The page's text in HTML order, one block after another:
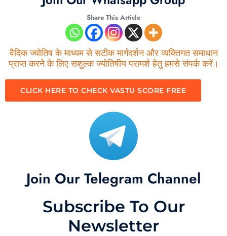
Share This Article
वैदिक ज्योतिष के माध्यम से सटीक मार्गदर्शन और व्यक्तिगत समाधान
प्राप्त करने के लिए सशुल्क ज्योतिषीय परामर्श हेतु हमसे संपर्क करें।
CLICK HERE TO CHECK VASTU SCORE FREE
Join Our Telegram Channel
Subscribe To Our
Newsletter